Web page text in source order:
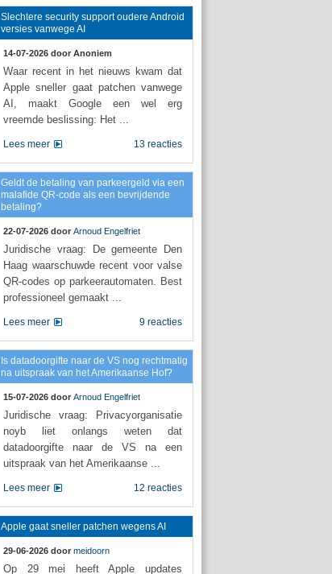
Slechtere security support oudere Android
versies vanwege AI
14-07-2026 door Anoniem
Waar recent in het nieuws kwam dat
Apple sneller gaat patchen vanwege
AI, maakt Google een wel erg
vreemde beslissing: Het ...
13 reacties
Lees meer
Geldt de betaling van parkeergeld via een
malafide QR-code als een bevrijdende
betaling?
22-07-2026 door Arnoud Engelfriet
Juridische vraag: De gemeente Den
Haag waarschuwde recent voor valse
QR-codes op parkeerautomaten. Best
professioneel gemaakt ...
9 reacties
Lees meer
Is datadoorgifte naar de VS nog rechtmatig
na uitspraak van het Amerikaanse Hof?
15-07-2026 door Arnoud Engelfriet
Juridische vraag: Privacyorganisatie
noyb liet onlangs weten dat
datadoorgifte naar de VS na een
uitspraak van het Amerikaanse ...
12 reacties
Lees meer
Apple gaat sneller patchen wegens AI
29-06-2026 door meidoorn
Op 29 mei heeft Apple updates